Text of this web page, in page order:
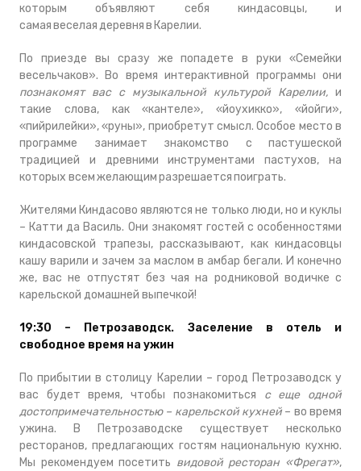
которым объявляют себя киндасовцы, и
самая веселая деревня в Карелии.
По приезде вы сразу же попадете в руки «Семейки
весельчаков». Во время интерактивной программы они
познакомят вас с музыкальной культурой Карелии, и
такие слова, как «кантеле», «йоухикко», «йойги»,
«пийрилейки», «руны», приобретут смысл. Особое место в
программе занимает знакомство с пастушеской
традицией и древними инструментами пастухов, на
которых всем желающим разрешается поиграть.
Жителями Киндасово являются не только люди, но и куклы
– Катти да Василь. Они знакомят гостей с особенностями
киндасовской трапезы, рассказывают, как киндасовцы
кашу варили и зачем за маслом в амбар бегали. И конечно
же, вас не отпустят без чая на родниковой водичке с
карельской домашней выпечкой!
19:30 – Петрозаводск. Заселение в отель и
свободное время на ужин
По прибытии в столицу Карелии – город Петрозаводск у
вас будет время, чтобы познакомиться с еще одной
достопримечательностью – карельской кухней – во время
ужина. В Петрозаводске существует несколько
ресторанов, предлагающих гостям национальную кухню.
Мы рекомендуем посетить видовой ресторан «Фрегат»,